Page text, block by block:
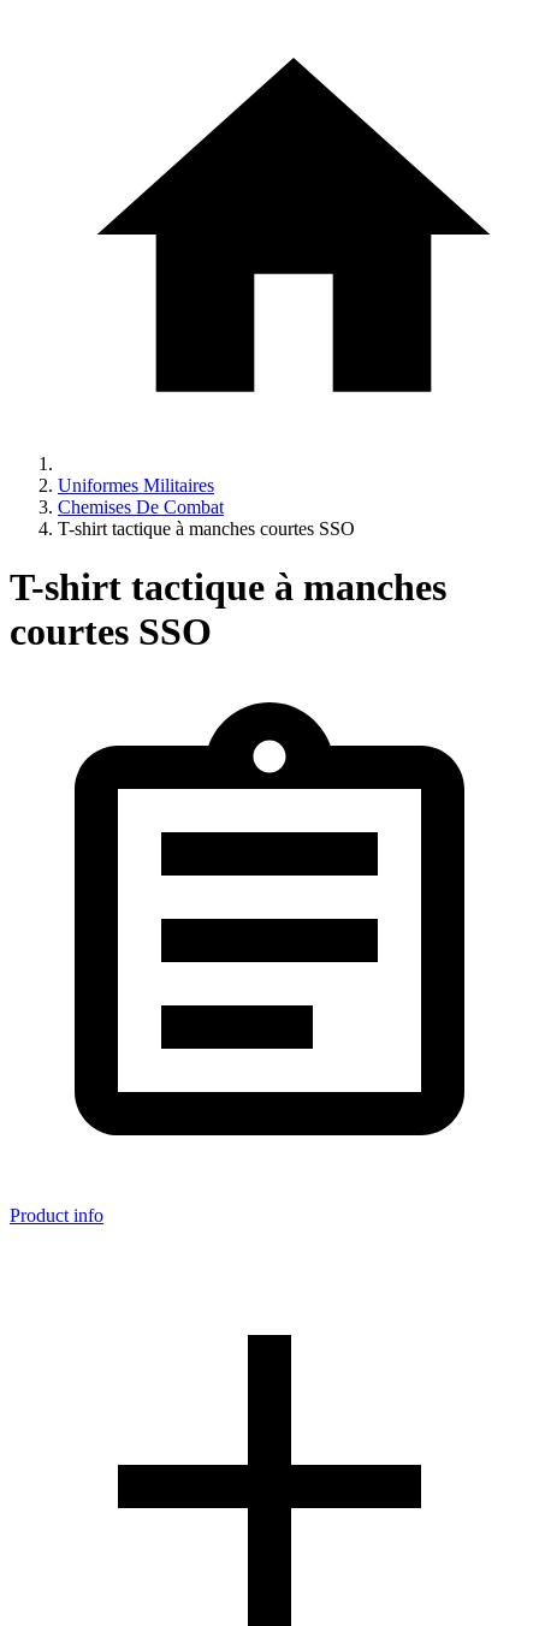
Uniformes Militaires
Chemises De Combat
T-shirt tactique à manches courtes SSO
T-shirt tactique à manches
courtes SSO
Product info